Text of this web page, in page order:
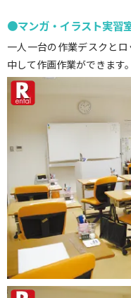
●マンガ・イラスト実習
一人一台の作業デスクと
中して作画作業ができます。